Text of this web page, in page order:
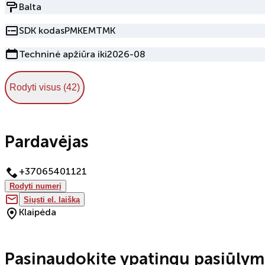
Balta
SDK kodasPMKEMTMK
Techninė apžiūra iki2026-08
Rodyti visus (42)
Pardavėjas
+37065401121
Rodyti numerį
Siųsti el. laišką
Klaipėda
Pasinaudokite ypatingu